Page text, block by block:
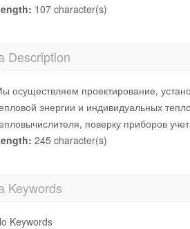
107 character(s)
Description
осуществляем проектирование,
энергии и индивидуальных
поверку приборов
245 character(s)
Keywords
Keywords